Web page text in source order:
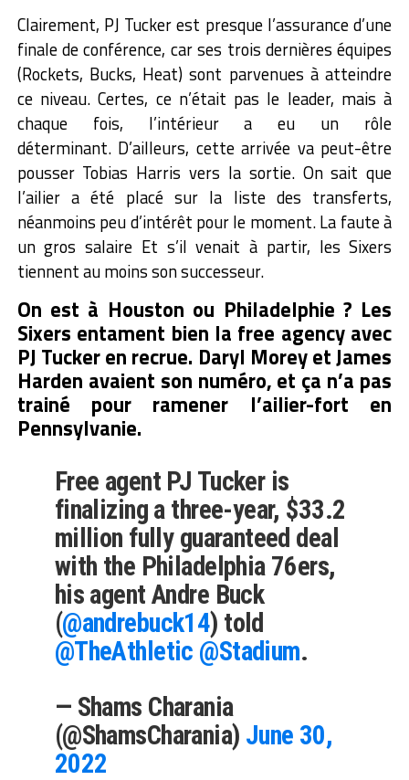
Clairement, PJ Tucker est presque l’assurance d’une
finale de conférence, car ses trois dernières équipes
(Rockets, Bucks, Heat) sont parvenues à atteindre
ce niveau. Certes, ce n’était pas le leader, mais à
chaque fois, l’intérieur a eu un rôle
déterminant. D’ailleurs, cette arrivée va peut-être
pousser Tobias Harris vers la sortie. On sait que
l’ailier a été placé sur la liste des transferts,
néanmoins peu d’intérêt pour le moment. La faute à
un gros salaire Et s’il venait à partir, les Sixers
tiennent au moins son successeur.
On est à Houston ou Philadelphie ? Les
Sixers entament bien la free agency avec
PJ Tucker en recrue. Daryl Morey et James
Harden avaient son numéro, et ça n’a pas
trainé pour ramener l’ailier-fort en
Pennsylvanie.
Free agent PJ Tucker is
finalizing a three-year, $33.2
million fully guaranteed deal
with the Philadelphia 76ers,
his agent Andre Buck
(@andrebuck14) told
@TheAthletic @Stadium.
— Shams Charania
(@ShamsCharania) June 30,
2022